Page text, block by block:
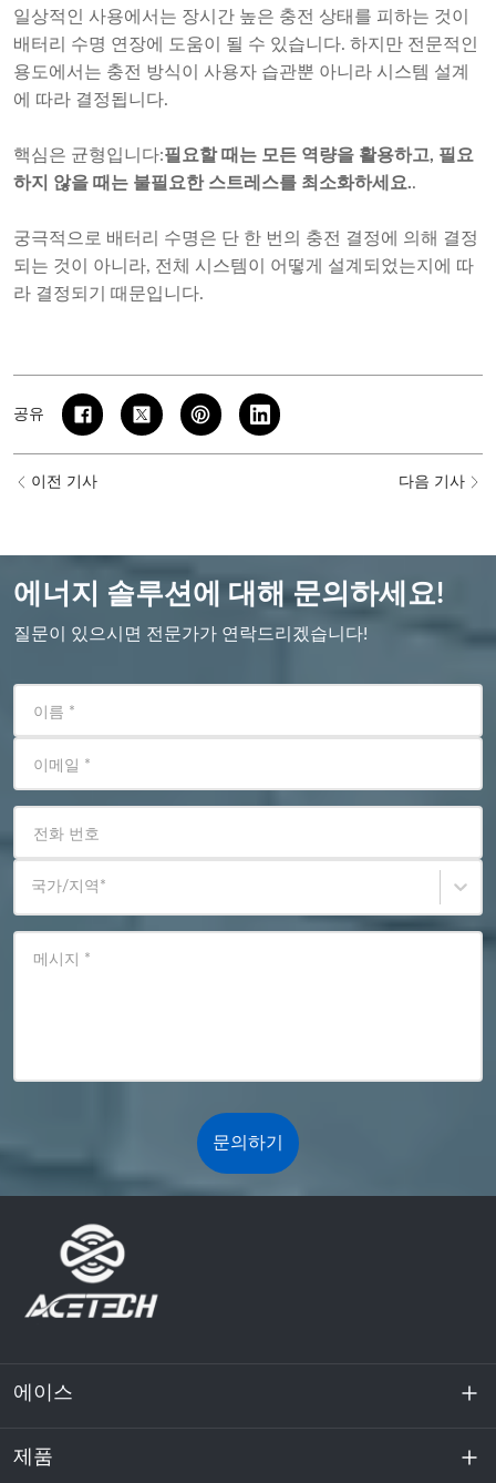
일상적인 사용에서는 장시간 높은 충전 상태를 피하는 것이
배터리 수명 연장에 도움이 될 수 있습니다. 하지만 전문적인
용도에서는 충전 방식이 사용자 습관뿐 아니라 시스템 설계
에 따라 결정됩니다.
핵심은 균형입니다:필요할 때는 모든 역량을 활용하고, 필요
하지 않을 때는 불필요한 스트레스를 최소화하세요..
궁극적으로 배터리 수명은 단 한 번의 충전 결정에 의해 결정
되는 것이 아니라, 전체 시스템이 어떻게 설계되었는지에 따
라 결정되기 때문입니다.
공유
이전 기사 다음 기사
에너지 솔루션에 대해 문의하세요!
질문이 있으시면 전문가가 연락드리겠습니다!
이름 *
이메일 *
전화 번호
국가/지역 *
메시지 *
문의하기
에이스
회사 소개
제품